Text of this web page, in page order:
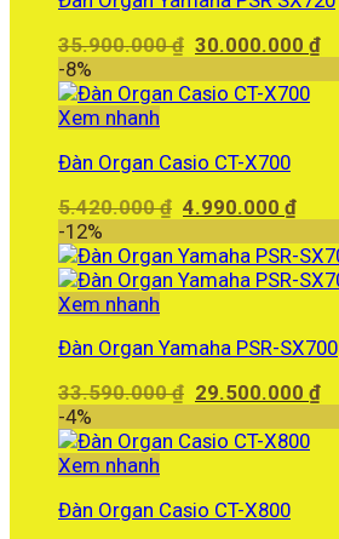
35.900.000₫ Giá
là:
30.000.000₫Giá
-8%
Xem nhanh
Đàn Organ Casio CT-X700
5.420.000₫ Giá
là:
5.420.000 ₫.
4.990.000₫Giá
tại
là:
-12%
Xem nhanh
Đàn Organ Yamaha PSR-SX700
33.590.000₫ Giá
là:
29.500.000₫Giá
-4%
Xem nhanh
Đàn Organ Casio CT-X800